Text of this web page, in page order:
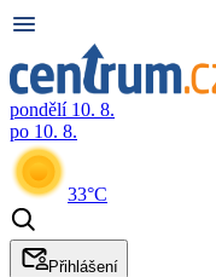
pondělí 10. 8.
po 10. 8.
33°C
Přihlášení